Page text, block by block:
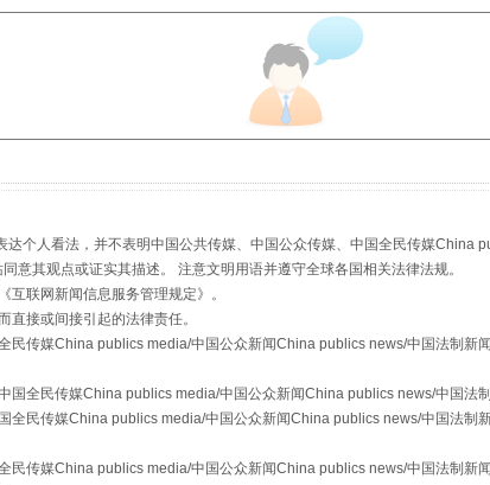
以产业富民促振兴
期
达个人看法，并不表明中国公共传媒、中国公众传媒、中国全民传媒China
意其观点或证实其描述。 注意文明用语并遵守全球各国相关法律法规。
互联网新闻信息服务管理规定》。
直接或间接引起的法律责任。
民传媒China publics media/中国公众新闻China publics news/中国法制新
国全民传媒China publics media/中国公众新闻China publics news/中国法
全民传媒China publics media/中国公众新闻China publics news/中国法制
民传媒China publics media/中国公众新闻China publics news/中国法制新